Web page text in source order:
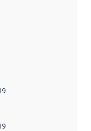
dataene i dette